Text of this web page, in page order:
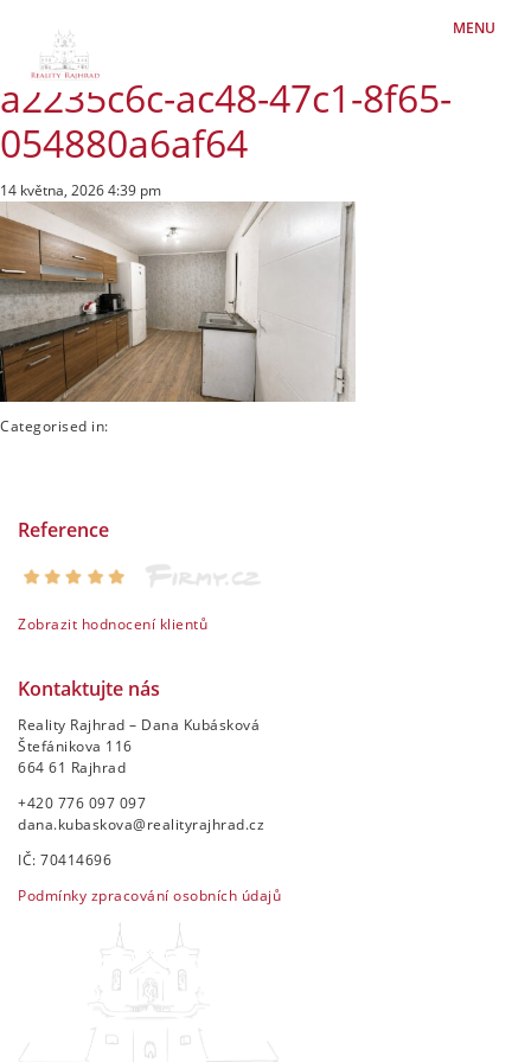
MENU
a2235c6c-ac48-47c1-8f65-
054880a6af64
14 května, 2026 4:39 pm
Categorised in:
Reference
Zobrazit hodnocení klientů
Kontaktujte nás
Reality Rajhrad – Dana Kubásková
Štefánikova 116
664 61 Rajhrad
+420 776 097 097
dana.kubaskova@realityrajhrad.cz
IČ: 70414696
Podmínky zpracování osobních údajů